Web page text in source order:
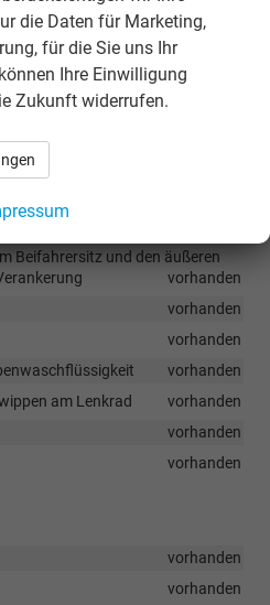
vorhanden
vorhanden
Beifahrersitz und den äußeren
vorhanden
vorhanden
vorhanden
vorhanden
am Lenkrad
vorhanden
vorhanden
vorhanden
vorhanden
vorhanden
die Daten für Marketing,
für die Sie uns Ihr
Ihre Einwilligung
Zukunft widerrufen.